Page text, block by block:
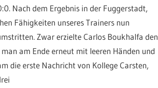
Nach dem Ergebnis in der Fuggerstadt,
Fähigkeiten unseres Trainers nun
Zwar erzielte Carlos Boukhalfa den
am Ende erneut mit leeren Händen und
die erste Nachricht von Kollege Carsten,